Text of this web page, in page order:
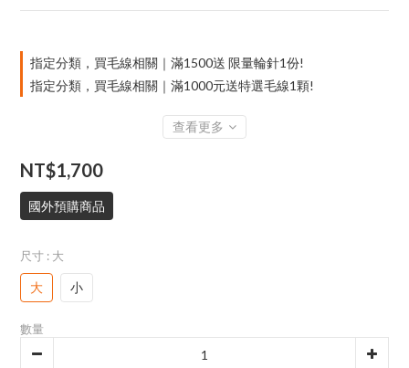
指定分類，買毛線相關｜滿1500送 限量輪針1份!
指定分類，買毛線相關｜滿1000元送特選毛線1顆!
查看更多
NT$1,700
國外預購商品
尺寸 : 大
大 小
數量